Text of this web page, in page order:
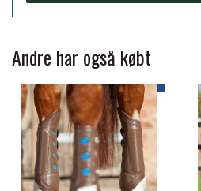
Andre har også købt